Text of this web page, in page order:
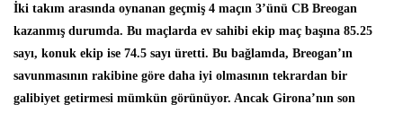
İki takım arasında oynanan geçmiş 4 maçın 3’ünü CB Breogan
kazanmış durumda. Bu maçlarda ev sahibi ekip maç başına 85.25
sayı, konuk ekip ise 74.5 sayı üretti. Bu bağlamda, Breogan’ın
savunmasının rakibine göre daha iyi olmasının tekrardan bir
galibiyet getirmesi mümkün görünüyor. Ancak Girona’nın son